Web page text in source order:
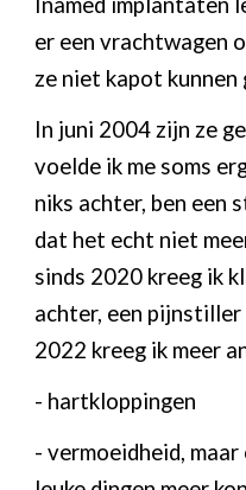
er een vrachtwagen
ze niet kapot kunnen
In juni 2004 zijn ze
voelde ik me soms
niks achter, ben een
dat het echt niet
sinds 2020 kreeg ik
achter, een pijnstiller
2022 kreeg ik meer
- hartkloppingen
- vermoeidheid,